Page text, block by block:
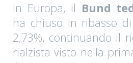
In Europa, il Bund
ha chiuso in ribasso
2,73%, continuando il
rialzista visto nella